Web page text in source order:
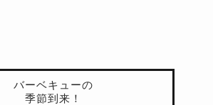
バーベキューの
季節到来！